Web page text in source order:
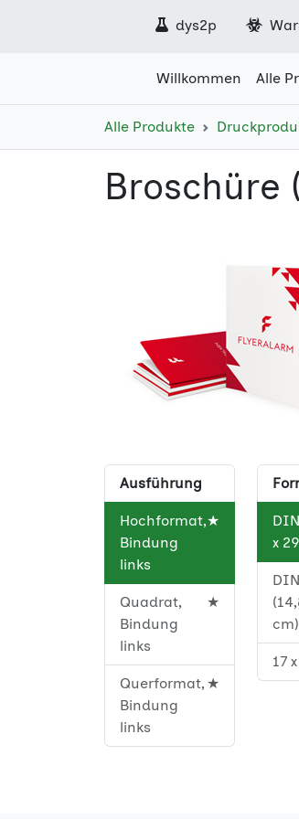
dys2p
Willkommen Alle
Alle Produkte
Broschüre
Ausführung
Hochformat,
Bindung
links
★
Quadrat,
Bindung
links
★
Querformat,
Bindung
links
★
x
cm)
17